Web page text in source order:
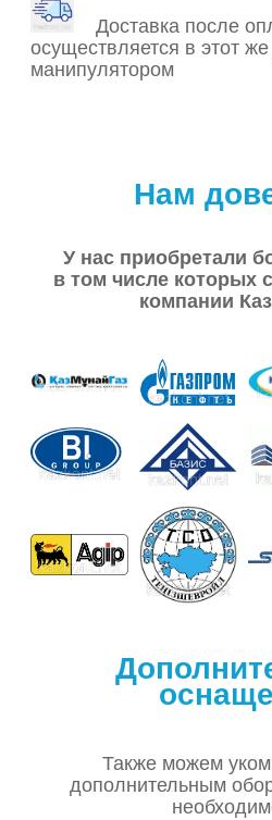
Доставка после
осуществляется в этот
манипулятором
Нам
У нас приобретали
в том числе которых
компании
Также можем
дополнительным